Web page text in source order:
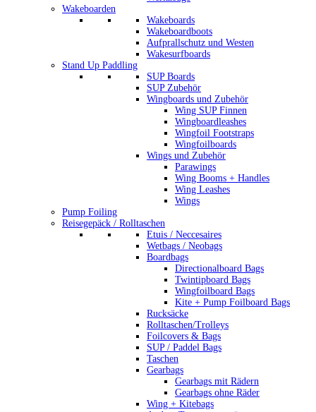
Wakeboarden
Wakeboards
Wakeboardboots
Aufprallschutz und Westen
Wakesurfboards
Stand Up Paddling
SUP Boards
SUP Zubehör
Wingboards und Zubehör
Wing SUP Finnen
Wingboardleashes
Wingfoil Footstraps
Wingfoilboards
Wings und Zubehör
Parawings
Wing Booms + Handles
Wing Leashes
Wings
Pump Foiling
Reisegepäck / Rolltaschen
Etuis / Neccesaires
Wetbags / Neobags
Boardbags
Directionalboard Bags
Twintipboard Bags
Wingfoilboard Bags
Kite + Pump Foilboard Bags
Rucksäcke
Rolltaschen/Trolleys
Foilcovers & Bags
SUP / Paddel Bags
Taschen
Gearbags
Gearbags mit Rädern
Gearbags ohne Räder
Wing + Kitebags